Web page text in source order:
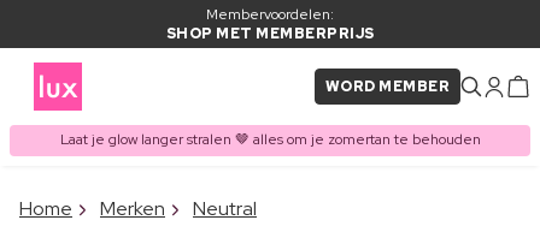
Membervoordelen:
SHOP MET MEMBERPRIJS
WORD MEMBER
Laat je glow langer stralen 🤎 alles om je zomertan te behouden
ITEM TOEGEVOEGD AAN
Home Merken Neutral